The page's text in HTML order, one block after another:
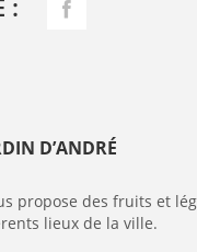
:
D’ANDRÉ
propose des fruits et
lieux de la ville.